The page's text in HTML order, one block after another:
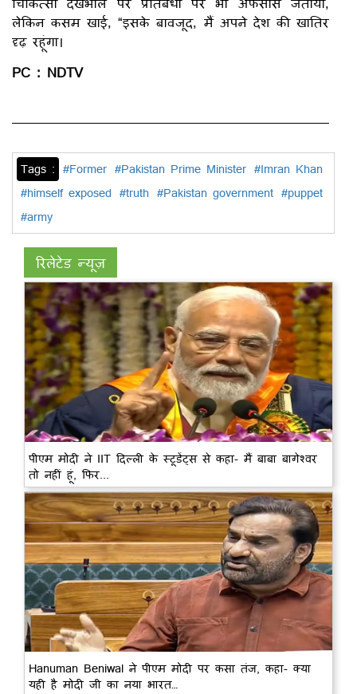
लेकिन कसम खाई, “इसके बावजूद, मैं अपने देश की खातिर
दृढ़ रहूंगा।
PC : NDTV
Tags : #Former #Pakistan Prime Minister #Imran Khan
#himself exposed #truth #Pakistan government #puppet
#army
रिलेटेड न्यूज़
पीएम मोदी ने IIT दिल्ली के स्टूडेंट्स से कहा- मैं बाबा बागेश्वर
तो नहीं हूं, फिर...
Hanuman Beniwal ने पीएम मोदी पर कसा तंज, कहा- क्या
यही है मोदी जी का नया भारत…